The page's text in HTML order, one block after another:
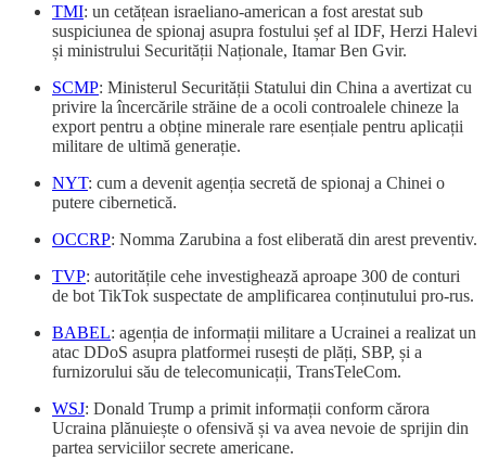
TMI: un cetățean israeliano-american a fost arestat sub
suspiciunea de spionaj asupra fostului șef al IDF, Herzi Halevi
și ministrului Securității Naționale, Itamar Ben Gvir.
SCMP: Ministerul Securității Statului din China a avertizat cu
privire la încercările străine de a ocoli controalele chineze la
export pentru a obține minerale rare esențiale pentru aplicații
militare de ultimă generație.
NYT: cum a devenit agenția secretă de spionaj a Chinei o
putere cibernetică.
OCCRP: Nomma Zarubina a fost eliberată din arest preventiv.
TVP: autoritățile cehe investighează aproape 300 de conturi
de bot TikTok suspectate de amplificarea conținutului pro-rus.
BABEL: agenția de informații militare a Ucrainei a realizat un
atac DDoS asupra platformei rusești de plăți, SBP, și a
furnizorului său de telecomunicații, TransTeleCom.
WSJ: Donald Trump a primit informații conform cărora
Ucraina plănuiește o ofensivă și va avea nevoie de sprijin din
partea serviciilor secrete americane.